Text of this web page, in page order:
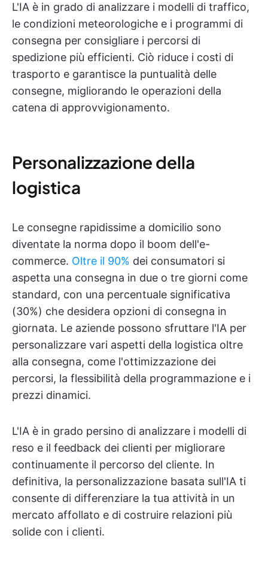
L'IA è in grado di analizzare i modelli di traffico,
le condizioni meteorologiche e i programmi di
consegna per consigliare i percorsi di
spedizione più efficienti. Ciò riduce i costi di
trasporto e garantisce la puntualità delle
consegne, migliorando le operazioni della
catena di approvvigionamento.
Personalizzazione della
logistica
Le consegne rapidissime a domicilio sono
diventate la norma dopo il boom dell'e-
commerce. Oltre il 90% dei consumatori si
aspetta una consegna in due o tre giorni come
standard, con una percentuale significativa
(30%) che desidera opzioni di consegna in
giornata. Le aziende possono sfruttare l'IA per
personalizzare vari aspetti della logistica oltre
alla consegna, come l'ottimizzazione dei
percorsi, la flessibilità della programmazione e i
prezzi dinamici.
L'IA è in grado persino di analizzare i modelli di
reso e il feedback dei clienti per migliorare
continuamente il percorso del cliente. In
definitiva, la personalizzazione basata sull'IA ti
consente di differenziare la tua attività in un
mercato affollato e di costruire relazioni più
solide con i clienti.